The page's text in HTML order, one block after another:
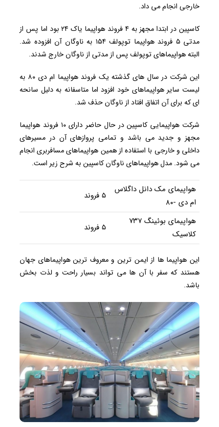
خارجی انجام می داد.
کاسپین در ابتدا مجهز به ۴ فروند هواپیما یاک ۲۴ بود اما پس از
مدتی ۵ فروند هواپیما توپولف ۱۵۴ به ناوگان آن افزوده شد.
البته هواپیماهای توپولف پس از مدتی از ناوگان خارج شدند.
این شرکت در سال های گذشته یک فروند هواپیما ام دی ۸۰ به
لیست سایر هواپیماهای خود افزود اما متاسفانه به دلیل سانحه
ای که برای آن اتفاق افتاد از ناوگان حذف شد.
شرکت هواپیمایی کاسپین در حال حاضر دارای ۱۰ فروند هواپیما
مجهز و جدید می باشد و تمامی پروازهای آن در مسیرهای
داخلی و خارجی با استفاده از همین هواپیماهای مسافربری انجام
می شود. مدل هواپیماهای ناوگان کاسپین به شرح زیر است.
هواپیمای مک دانل داگلاس
ام دی -۸۰
۵ فروند
هواپیمای بوئینگ ۷۳۷
کلاسیک
۵ فروند
این هواپیما ها از ایمن ترین و معروف ترین هواپیماهای جهان
هستند که سفر با آن ها می تواند بسیار راحت و لذت بخش
باشد.